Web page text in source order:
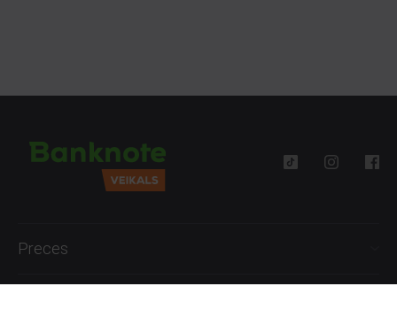
Preces